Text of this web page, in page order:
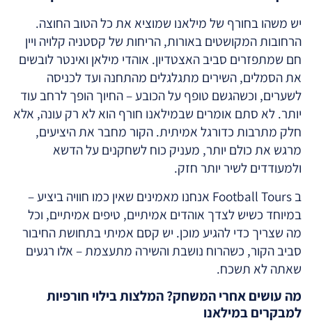
יש משהו בחורף של מילאנו שמוציא את כל הטוב החוצה.
הרחובות המקושטים באורות, הריחות של קסטניה קלויה ויין
חם שמתפזרים סביב האצטדיון. אוהדי מילאן ואינטר לובשים
את הסמלים, השירים מתגלגלים מהתחנה ועד לכניסה
לשערים, וכשהגשם טופף על הכובע – החיוך הופך לרחב עוד
יותר. לא סתם אומרים שבמילאנו חורף הוא לא רק עונה, אלא
חלק מתרבות כדורגל אמיתית. הקור מחבר את היציעים,
מרגש את כולם יותר, מעניק כוח לשחקנים על הדשא
ולמעודדים לשיר יותר חזק.
ב Football Tours אנחנו מאמינים שאין כמו חוויה ביציע –
במיוחד כשיש לצדך אוהדים אמיתיים, טיפים אמיתיים, וכל
מה שצריך כדי להגיע מוכן. יש קסם אמיתי בתחושת החיבור
סביב הקור, כשהרוח נושבת והשירה מתעצמת – אלו רגעים
שאתה לא תשכח.
מה עושים אחרי המשחק? המלצות בילוי חורפיות
למבקרים במילאנו